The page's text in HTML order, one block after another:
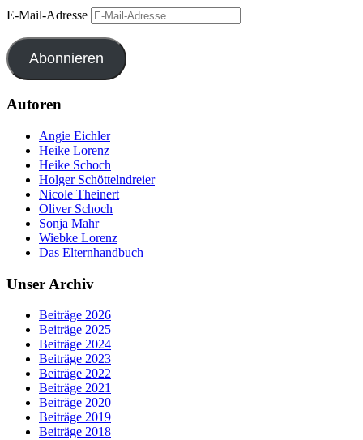
E-Mail-Adresse
Abonnieren
Autoren
Angie Eichler
Heike Lorenz
Heike Schoch
Holger Schöttelndreier
Nicole Theinert
Oliver Schoch
Sonja Mahr
Wiebke Lorenz
Das Elternhandbuch
Unser Archiv
Beiträge 2026
Beiträge 2025
Beiträge 2024
Beiträge 2023
Beiträge 2022
Beiträge 2021
Beiträge 2020
Beiträge 2019
Beiträge 2018